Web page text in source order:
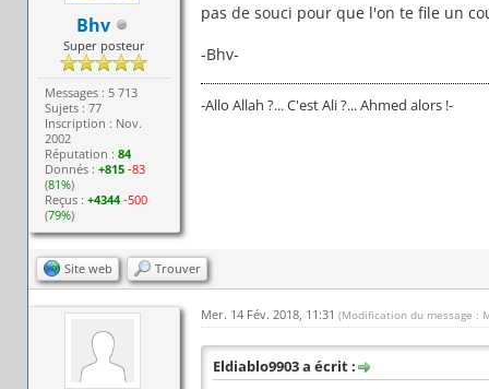
Bhv
Super posteur
Messages : 5 713
Sujets : 77
Inscription : Nov.
2002
Réputation :84
Donnés :+815 -83
(81%)
Reçus :+4344 -500
(79%)
pas de souci pour que l'on te file un
-Bhv-
-Allo Allah ?... C'est Ali ?... Ahmed alors !-
Site web Trouver
Mer. 14 Fév. 2018, 11:31 (Modification du message :
Eldiablo9903 a écrit :